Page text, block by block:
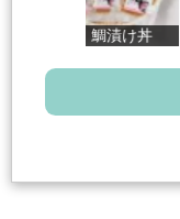
須崎 鯛漬け丼